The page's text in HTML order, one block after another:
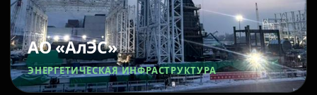
АО «АлЭС»
ЭНЕРГЕТИЧЕСКАЯ ИНФРАСТРУКТУРА